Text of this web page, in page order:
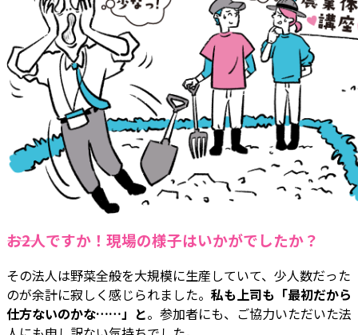
――お2人ですか！現場の様子はいかがでしたか？
その法人は野菜全般を大規模に生産していて、少人数だった
のが余計に寂しく感じられました。 私も上司も「最初だから
仕方ないのかな……」と。参加者にも、ご協力いただいた法